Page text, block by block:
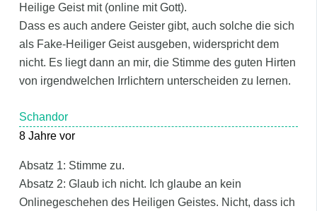
Heilige Geist mit (online mit Gott).
Dass es auch andere Geister gibt, auch solche die sich
als Fake-Heiliger Geist ausgeben, widerspricht dem
nicht. Es liegt dann an mir, die Stimme des guten Hirten
von irgendwelchen Irrlichtern unterscheiden zu lernen.
Schandor
8 Jahre vor
Absatz 1: Stimme zu.
Absatz 2: Glaub ich nicht. Ich glaube an kein
Onlinegeschehen des Heiligen Geistes. Nicht, dass ich